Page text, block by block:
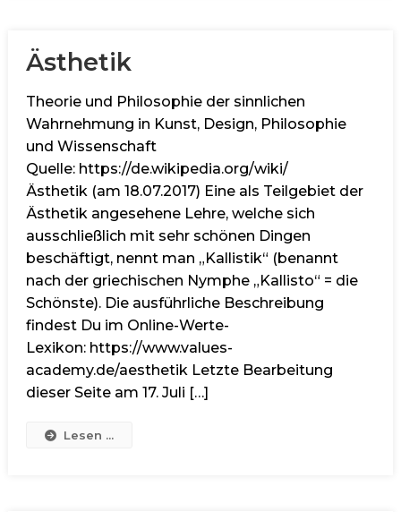
Ästhetik
Theorie und Philosophie der sinnlichen
Wahrnehmung in Kunst, Design, Philosophie
und Wissenschaft
Quelle: https://de.wikipedia.org/wiki/
Ästhetik (am 18.07.2017) Eine als Teilgebiet der
Ästhetik angesehene Lehre, welche sich
ausschließlich mit sehr schönen Dingen
beschäftigt, nennt man „Kallistik“ (benannt
nach der griechischen Nymphe „Kallisto“ = die
Schönste). Die ausführliche Beschreibung
findest Du im Online-Werte-
Lexikon: https://www.values-
academy.de/aesthetik Letzte Bearbeitung
dieser Seite am 17. Juli […]
Lesen ...